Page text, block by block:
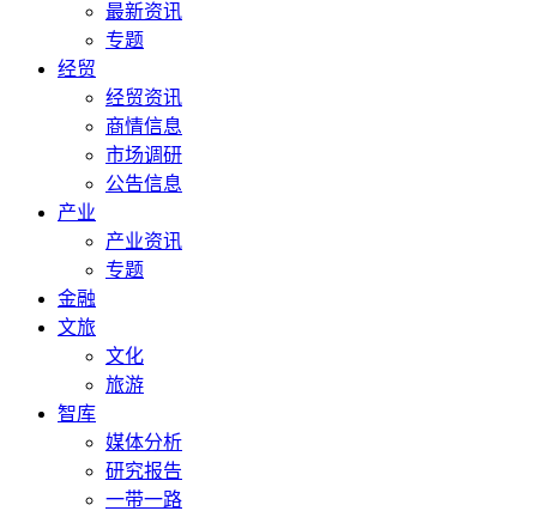
最新资讯
专题
经贸
经贸资讯
商情信息
市场调研
公告信息
产业
产业资讯
专题
金融
文旅
文化
旅游
智库
媒体分析
研究报告
一带一路